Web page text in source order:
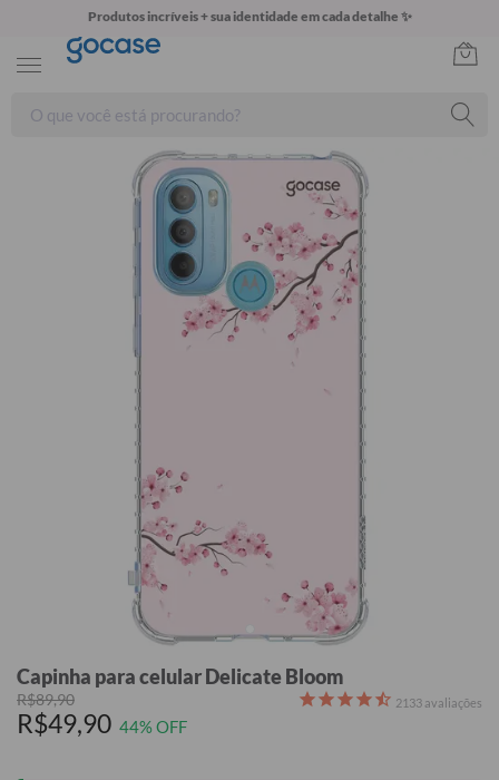
Produtos incríveis + sua identidade em cada detalhe ✨
Capinha para celular Delicate Bloom
R$89,90
R$49,90 44% OFF
2133 avaliações